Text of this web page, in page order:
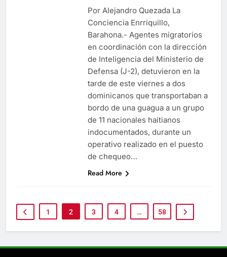
Por Alejandro Quezada La
Conciencia Enrriquillo,
Barahona.- Agentes migratorios
en coordinación con la dirección
de Inteligencia del Ministerio de
Defensa (J-2), detuvieron en la
tarde de este viernes a dos
dominicanos que transportaban a
bordo de una guagua a un grupo
de 11 nacionales haitianos
indocumentados, durante un
operativo realizado en el puesto
de chequeo…
Read More
1 2 3 4 … 58